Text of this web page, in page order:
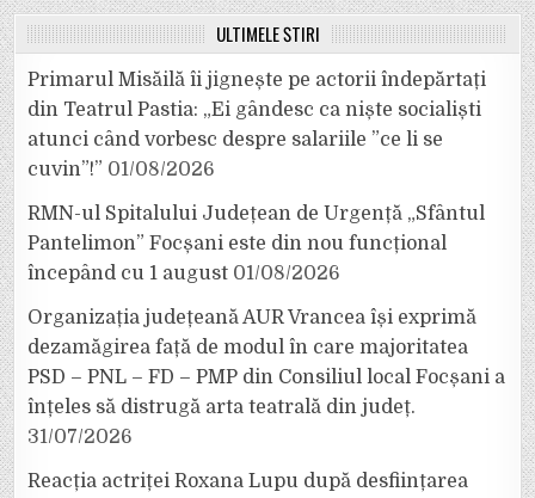
ULTIMELE ȘTIRI
Primarul Misăilă îi jignește pe actorii îndepărtați
din Teatrul Pastia: „Ei gândesc ca niște socialiști
atunci când vorbesc despre salariile ”ce li se
cuvin”!” 01/08/2026
RMN-ul Spitalului Județean de Urgență „Sfântul
Pantelimon” Focșani este din nou funcțional
începând cu 1 august 01/08/2026
Organizația județeană AUR Vrancea își exprimă
dezamăgirea față de modul în care majoritatea
PSD – PNL – FD – PMP din Consiliul local Focșani a
înțeles să distrugă arta teatrală din județ.
31/07/2026
Reacția actriței Roxana Lupu după desființarea